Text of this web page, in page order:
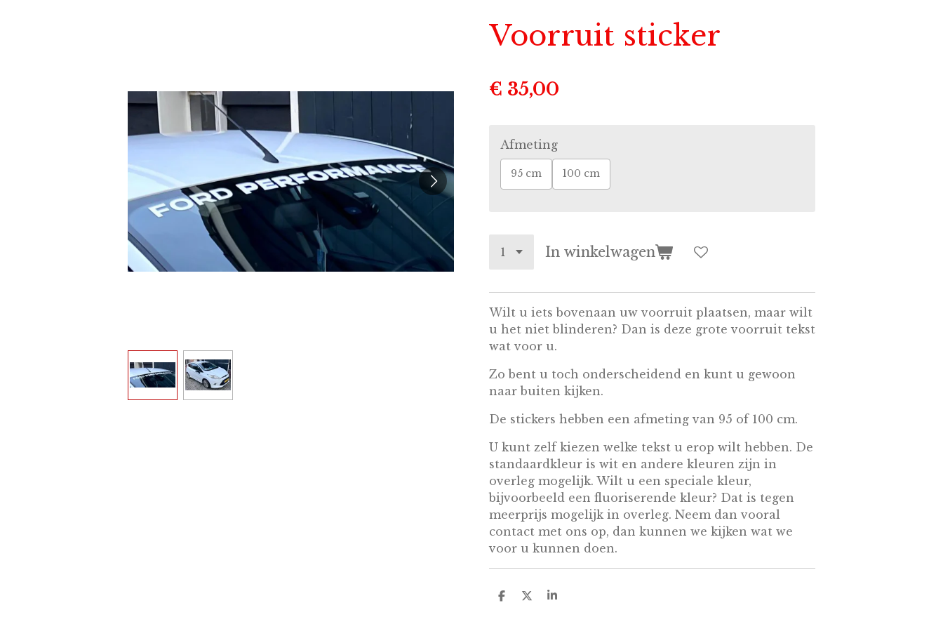
Voorruit sticker
€ 35,00
Afmeting
95 cm 100 cm
In winkelwagen
Wilt u iets bovenaan uw voorruit plaatsen, maar wilt
u het niet blinderen? Dan is deze grote voorruit tekst
wat voor u.
Zo bent u toch onderscheidend en kunt u gewoon
naar buiten kijken.
De stickers hebben een afmeting van 95 of 100 cm.
U kunt zelf kiezen welke tekst u erop wilt hebben. De
standaardkleur is wit en andere kleuren zijn in
overleg mogelijk. Wilt u een speciale kleur,
bijvoorbeeld een fluoriserende kleur? Dat is tegen
meerprijs mogelijk in overleg. Neem dan vooral
contact met ons op, dan kunnen we kijken wat we
voor u kunnen doen.
D
D
S